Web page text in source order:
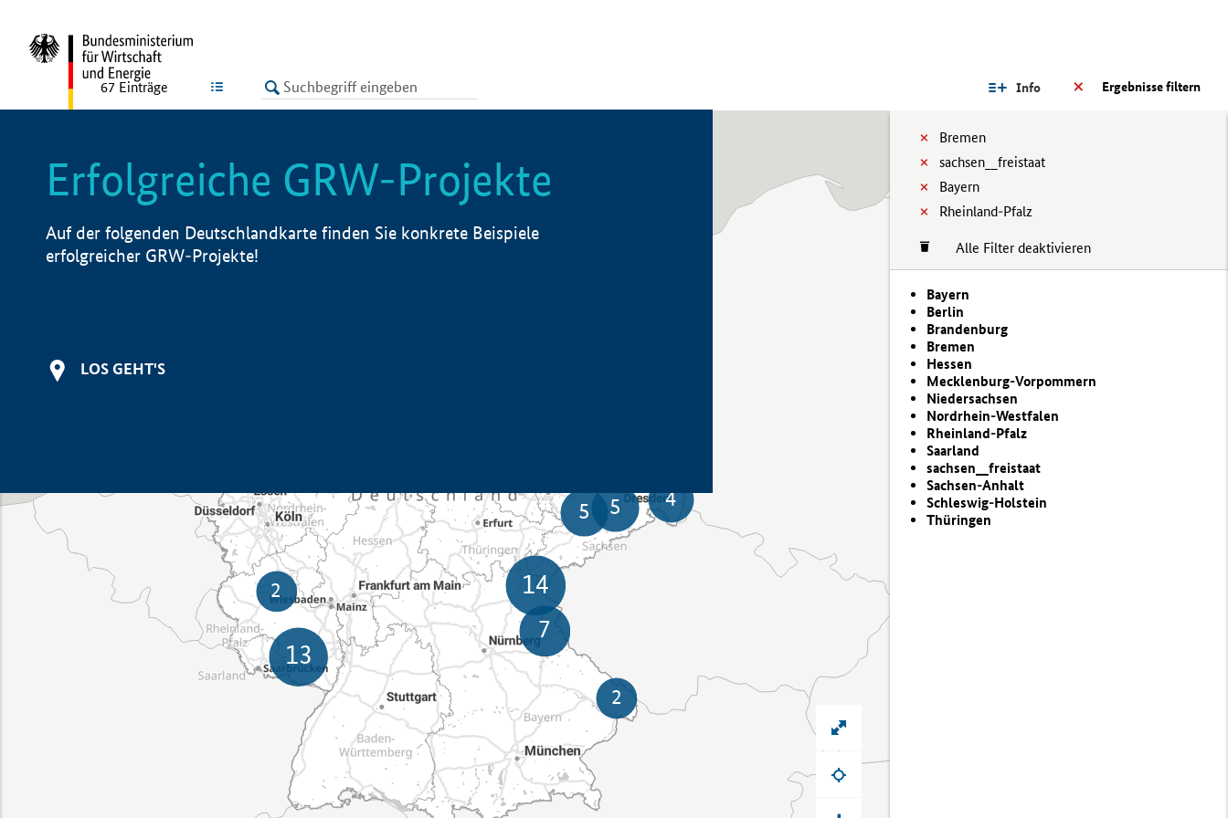
LISTE Ergebnisse filtern
Info
Bremen
sachsen__freistaat
Bayern
Rheinland-Pfalz
Alle Filter deaktivieren
Bayern
Berlin
Brandenburg
Bremen
Hessen
Mecklenburg-Vorpommern
Niedersachsen
Nordrhein-Westfalen
Rheinland-Pfalz
Saarland
sachsen__freistaat
Sachsen-Anhalt
Schleswig-Holstein
Thüringen
67 Einträge
Erfolgreiche GRW-Projekte
Auf der folgenden Deutschlandkarte finden Sie konkrete Beispiele
erfolgreicher GRW-Projekte!
LOS GEHT'S